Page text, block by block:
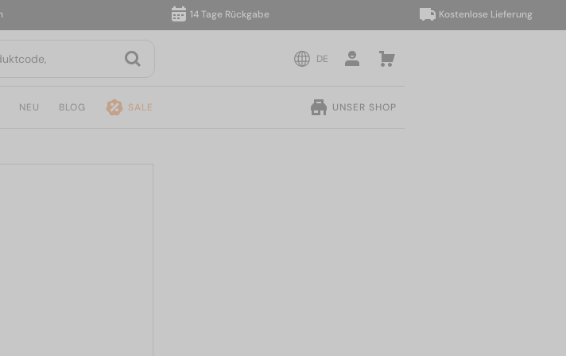
14 Tage Rückgabe Kostenlose Lieferung
DE
NEU BLOG SALE UNSER SHOP